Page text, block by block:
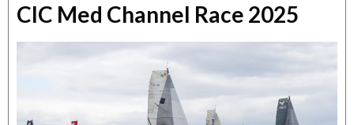
CIC Med Channel Race 2025